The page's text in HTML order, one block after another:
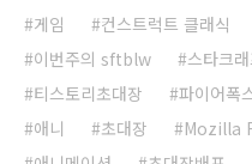
게임 컨스트럭트 클래식
이번주의 sftblw
스타크
티스토리초대장
파이어폭
애니
초대장 Mozilla